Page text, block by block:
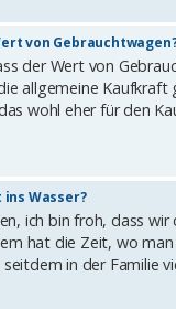
von
der Wert von
allgemeine
wohl eher für den
Wasser?
ich bin froh, dass
hat die Zeit, wo
in der Familie